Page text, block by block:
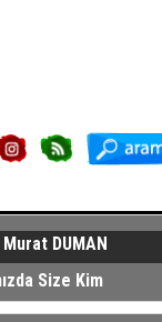
DUMAN
Size Kim